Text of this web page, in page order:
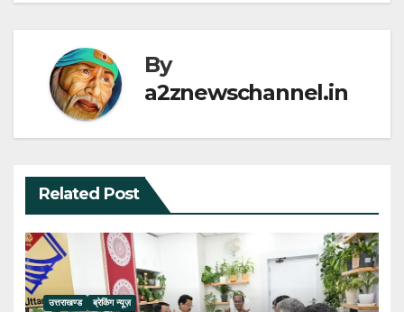
By
a2znewschannel.in
Related Post
उत्तराखण्ड ब्रेकिंग न्यूज़